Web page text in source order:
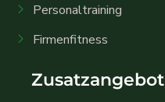
Personaltraining
Firmenfitness
Zusatzangebot